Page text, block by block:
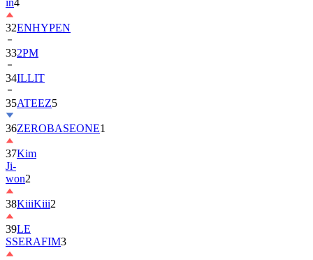
in4
32ENHYPEN
332PM
34ILLIT
35ATEEZ5
36ZEROBASEONE1
37Kim
Ji-
won2
38KiiiKiii2
39LE
SSERAFIM3